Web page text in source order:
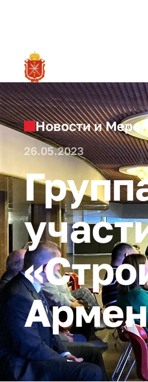
Новости и
26.05.2023